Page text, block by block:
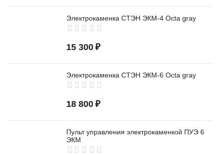
Электрокаменка СТЭН ЭКМ-4 Octa gray
15 300 ₽
Электрокаменка СТЭН ЭКМ-6 Octa gray
18 800 ₽
Пульт управления электрокаменкой ПУЭ 6
ЭКМ